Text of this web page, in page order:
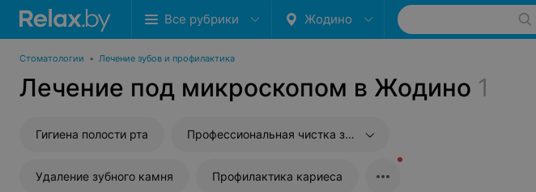
Все рубрики Жодино
Стоматологии • Лечение зубов и профилактика
Лечение под микроскопом в Жодино 1
Гигиена полости рта Профессиональная чистка зубов
Удаление зубного камня Профилактика кариеса